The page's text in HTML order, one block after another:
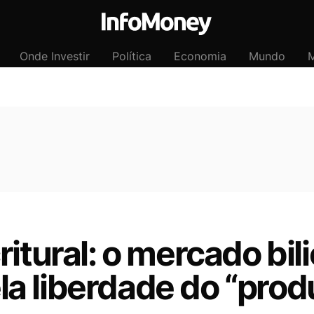
Onde Investir Política Economia Mundo
o mercado
liberdade do